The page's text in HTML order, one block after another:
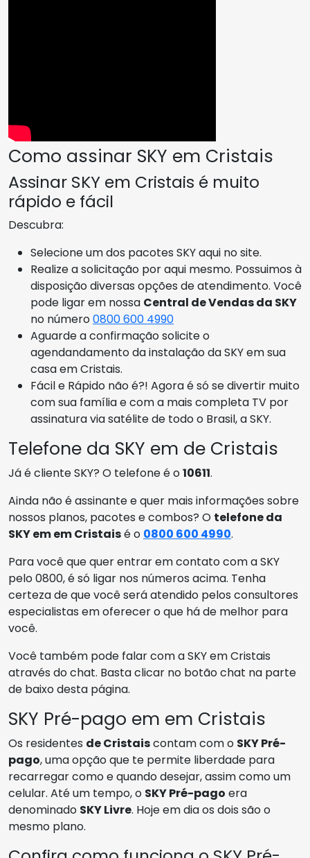
Como assinar SKY em Cristais
Assinar SKY em Cristais é muito
rápido e fácil
Descubra:
Selecione um dos pacotes SKY aqui no site.
Realize a solicitação por aqui mesmo. Possuimos à
disposição diversas opções de atendimento. Você
pode ligar em nossa Central de Vendas da SKY
no número0800 600 4990
Aguarde a confirmação solicite o
agendandamento da instalação da SKY em sua
casa em Cristais.
Fácil e Rápido não é?! Agora é só se divertir muito
com sua família e com a mais completa TV por
assinatura via satélite de todo o Brasil, a SKY.
Telefone da SKY em de Cristais
Já é cliente SKY? O telefone é o10611.
Ainda não é assinante e quer mais informações sobre
nossos planos, pacotes e combos? O telefone da
SKY em em Cristaisé o 0800 600 4990.
Para você que quer entrar em contato com a SKY
pelo 0800, é só ligar nos números acima. Tenha
certeza de que você será atendido pelos consultores
especialistas em oferecer o que há de melhor para
você.
Você também pode falar com a SKY em Cristais
através do chat. Basta clicar no botão chat na parte
de baixo desta página.
SKY Pré-pago em em Cristais
Os residentes de Cristaiscontam com o SKY Pré-
pago, uma opção que te permite liberdade para
recarregar como e quando desejar, assim como um
celular. Até um tempo, o SKY Pré-pago era
denominado SKY Livre. Hoje em dia os dois são o
mesmo plano.